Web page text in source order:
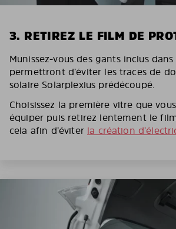
3. RETIREZ LE FILM DE
Munissez-vous des gants inclus
permettront d’éviter les traces de
solaire Solarplexius prédécoupé.
Choisissez la première vitre que
équiper puis retirez lentement le
cela afin d’éviter la création